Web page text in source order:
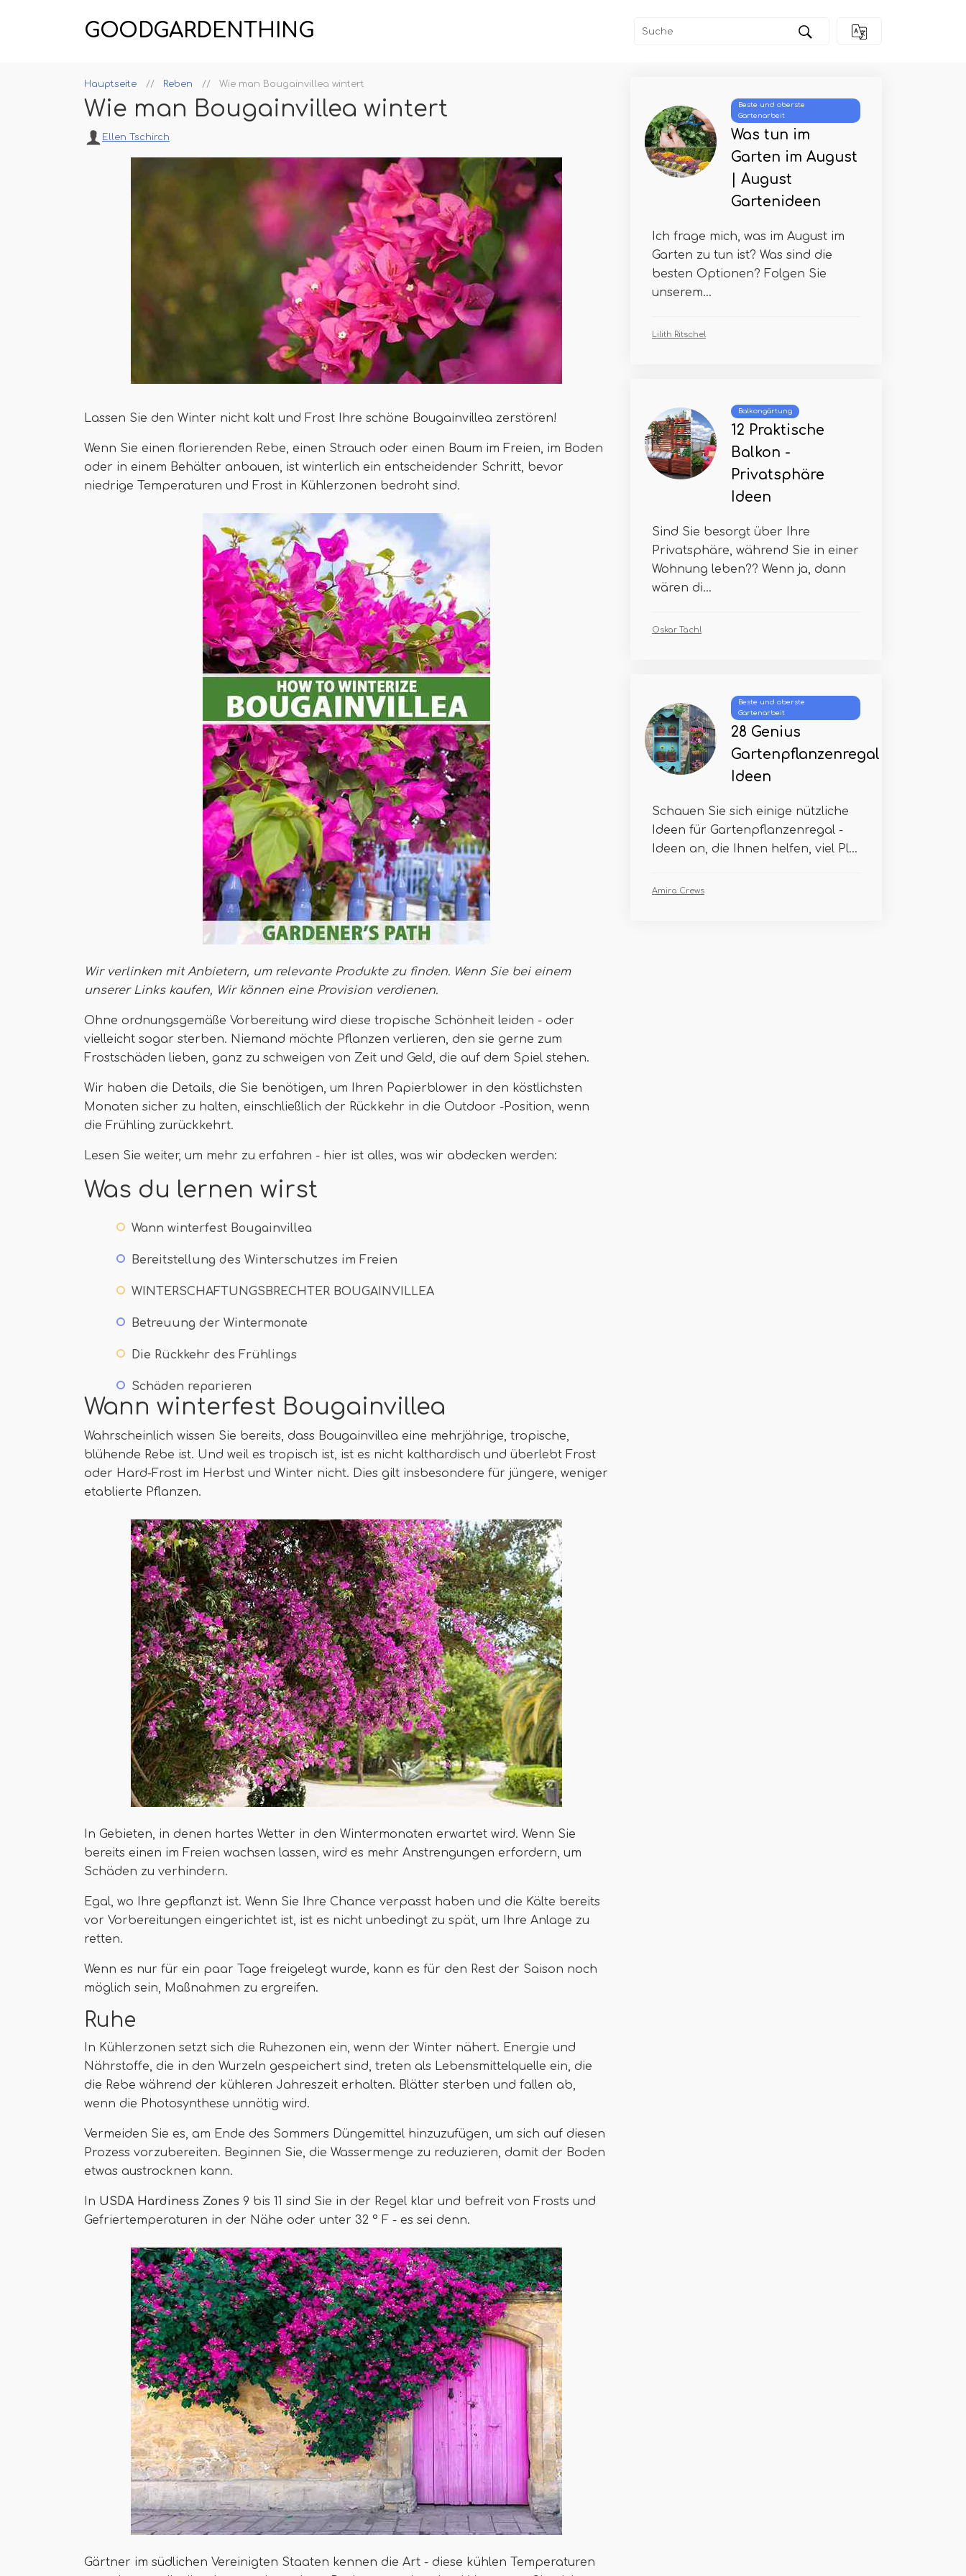
GOODGARDENTHING
Hauptseite Reben Wie man Bougainvillea wintert
Wie man Bougainvillea wintert
Ellen Tschirch
Lassen Sie den Winter nicht kalt und Frost Ihre schöne Bougainvillea zerstören!
Wenn Sie einen florierenden Rebe, einen Strauch oder einen Baum im Freien, im Boden
oder in einem Behälter anbauen, ist winterlich ein entscheidender Schritt, bevor
niedrige Temperaturen und Frost in Kühlerzonen bedroht sind.
Wir verlinken mit Anbietern, um relevante Produkte zu finden. Wenn Sie bei einem
unserer Links kaufen, Wir können eine Provision verdienen.
Ohne ordnungsgemäße Vorbereitung wird diese tropische Schönheit leiden - oder
vielleicht sogar sterben. Niemand möchte Pflanzen verlieren, den sie gerne zum
Frostschäden lieben, ganz zu schweigen von Zeit und Geld, die auf dem Spiel stehen.
Wir haben die Details, die Sie benötigen, um Ihren Papierblower in den köstlichsten
Monaten sicher zu halten, einschließlich der Rückkehr in die Outdoor -Position, wenn
die Frühling zurückkehrt.
Lesen Sie weiter, um mehr zu erfahren - hier ist alles, was wir abdecken werden:
Was du lernen wirst
Wann winterfest Bougainvillea
Bereitstellung des Winterschutzes im Freien
WINTERSCHAFTUNGSBRECHTER BOUGAINVILLEA
Betreuung der Wintermonate
Die Rückkehr des Frühlings
Schäden reparieren
Wann winterfest Bougainvillea
Wahrscheinlich wissen Sie bereits, dass Bougainvillea eine mehrjährige, tropische,
blühende Rebe ist. Und weil es tropisch ist, ist es nicht kalthardisch und überlebt Frost
oder Hard-Frost im Herbst und Winter nicht. Dies gilt insbesondere für jüngere, weniger
etablierte Pflanzen.
In Gebieten, in denen hartes Wetter in den Wintermonaten erwartet wird. Wenn Sie
bereits einen im Freien wachsen lassen, wird es mehr Anstrengungen erfordern, um
Schäden zu verhindern.
Egal, wo Ihre gepflanzt ist. Wenn Sie Ihre Chance verpasst haben und die Kälte bereits
vor Vorbereitungen eingerichtet ist, ist es nicht unbedingt zu spät, um Ihre Anlage zu
retten.
Wenn es nur für ein paar Tage freigelegt wurde, kann es für den Rest der Saison noch
möglich sein, Maßnahmen zu ergreifen.
Ruhe
In Kühlerzonen setzt sich die Ruhezonen ein, wenn der Winter nähert. Energie und
Nährstoffe, die in den Wurzeln gespeichert sind, treten als Lebensmittelquelle ein, die
die Rebe während der kühleren Jahreszeit erhalten. Blätter sterben und fallen ab,
wenn die Photosynthese unnötig wird.
Vermeiden Sie es, am Ende des Sommers Düngemittel hinzuzufügen, um sich auf diesen
Prozess vorzubereiten. Beginnen Sie, die Wassermenge zu reduzieren, damit der Boden
etwas austrocknen kann.
In USDA Hardiness Zones 9 bis 11 sind Sie in der Regel klar und befreit von Frosts und
Gefriertemperaturen in der Nähe oder unter 32 ° F - es sei denn.
Gärtner im südlichen Vereinigten Staaten kennen die Art - diese kühlen Temperaturen
Beste und oberste
Gartenarbeit
Was tun im
Garten im August
| August
Gartenideen
Ich frage mich, was im August im
Garten zu tun ist? Was sind die
besten Optionen? Folgen Sie
unserem...
Lilith Ritschel
Balkongärtung
12 Praktische
Balkon -
Privatsphäre
Ideen
Sind Sie besorgt über Ihre
Privatsphäre, während Sie in einer
Wohnung leben?? Wenn ja, dann
wären di...
Oskar Tächl
Beste und oberste
Gartenarbeit
28 Genius
Gartenpflanzenregal
Ideen
Schauen Sie sich einige nützliche
Ideen für Gartenpflanzenregal -
Ideen an, die Ihnen helfen, viel Pl...
Amira Crews